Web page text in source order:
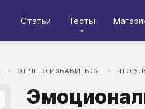
Статьи Тесты
ОТ ЧЕГО ИЗБАВИТЬСЯ ЧТО